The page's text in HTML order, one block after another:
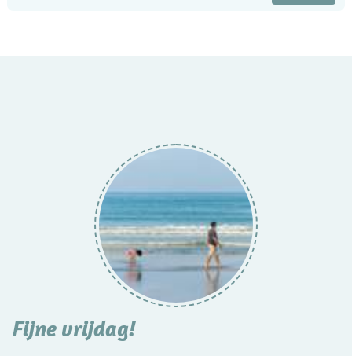
Fijne vrijdag!